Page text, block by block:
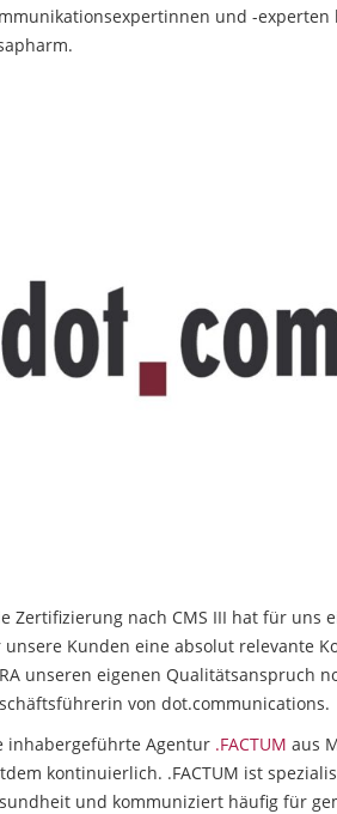
und -
Zertifizierung nach CMS III hat für
Kunden eine absolut relevante
unseren eigenen Qualitätsanspruch
von dot.communications.
inhabergeführte Agentur .FACTUM aus
kontinuierlich. .FACTUM ist
und kommuniziert häufig für